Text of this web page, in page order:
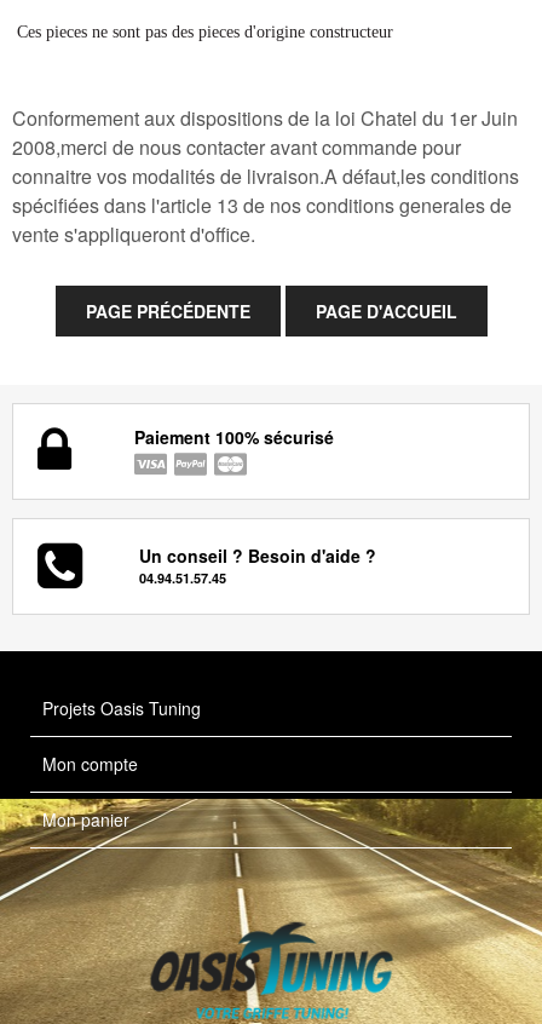
Ces pieces ne sont pas des pieces d'origine constructeur
Conformement aux dispositions de la loi Chatel du 1er Juin
2008,merci de nous contacter avant commande pour
connaitre vos modalités de livraison.A défaut,les conditions
spécifiées dans l'article 13 de nos conditions generales de
vente s'appliqueront d'office.
Paiement 100% sécurisé
Un conseil ? Besoin d'aide ?
04.94.51.57.45
Projets Oasis Tuning
Mon compte
Mon panier